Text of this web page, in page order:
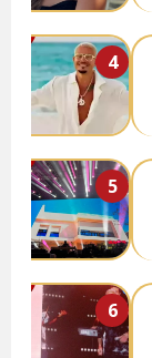
4
5
6